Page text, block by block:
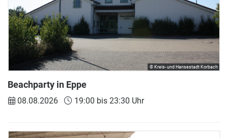
Beachparty in Eppe
08.08.2026 19:00 bis 23:30 Uhr
© Kreis- und Hansestadt Korbach